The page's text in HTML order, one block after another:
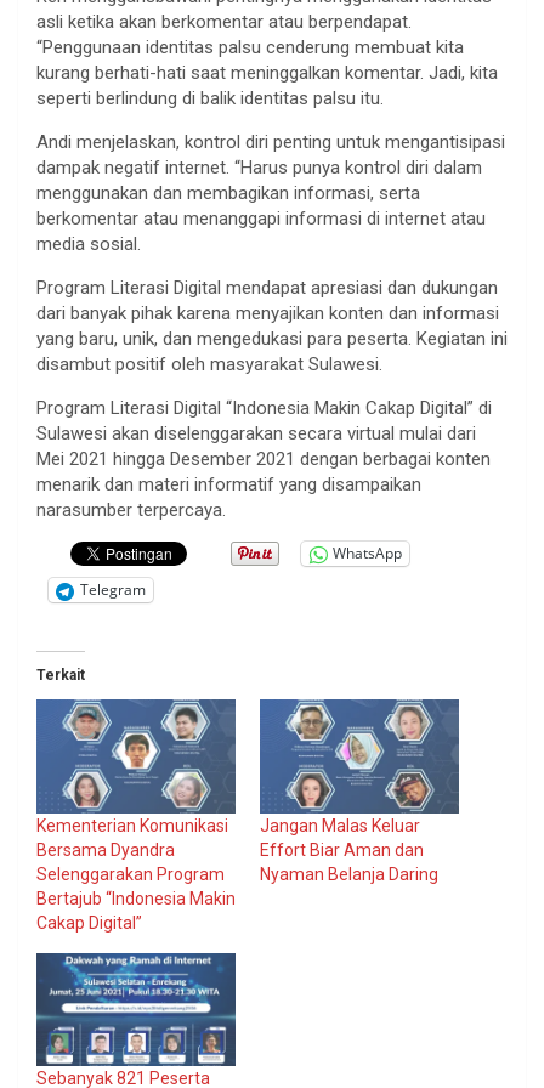
asli ketika akan berkomentar atau berpendapat.
“Penggunaan identitas palsu cenderung membuat kita
kurang berhati-hati saat meninggalkan komentar. Jadi, kita
seperti berlindung di balik identitas palsu itu.
Andi menjelaskan, kontrol diri penting untuk mengantisipasi
dampak negatif internet. “Harus punya kontrol diri dalam
menggunakan dan membagikan informasi, serta
berkomentar atau menanggapi informasi di internet atau
media sosial.
Program Literasi Digital mendapat apresiasi dan dukungan
dari banyak pihak karena menyajikan konten dan informasi
yang baru, unik, dan mengedukasi para peserta. Kegiatan ini
disambut positif oleh masyarakat Sulawesi.
Program Literasi Digital “Indonesia Makin Cakap Digital” di
Sulawesi akan diselenggarakan secara virtual mulai dari
Mei 2021 hingga Desember 2021 dengan berbagai konten
menarik dan materi informatif yang disampaikan
narasumber terpercaya.
WhatsApp
Telegram
Terkait
Kementerian Komunikasi
Bersama Dyandra
Selenggarakan Program
Bertajub “Indonesia Makin
Cakap Digital”
Jangan Malas Keluar
Effort Biar Aman dan
Nyaman Belanja Daring
Sebanyak 821 Peserta